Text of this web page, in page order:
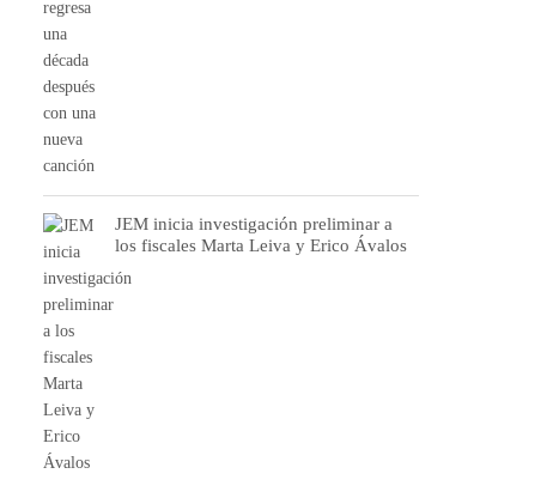
JEM inicia investigación preliminar a
los fiscales Marta Leiva y Erico Ávalos